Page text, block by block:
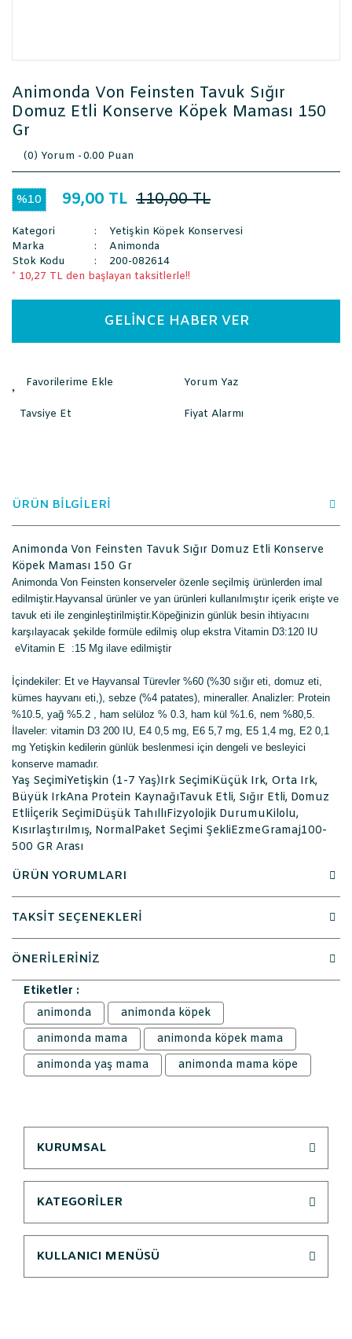
Animonda Von Feinsten Tavuk Sığır
Domuz Etli Konserve Köpek Maması 150
Gr
(0) Yorum -0.00 Puan
%10 99,00 TL 110,00 TL
Kategori
Yetişkin Köpek Konservesi
Marka
Animonda
Stok Kodu
200-082614
* 10,27 TL den başlayan taksitlerle!!
GELİNCE HABER VER
Yorum Yaz
Tavsiye Et Fiyat Alarmı
ÜRÜN BİLGİLERİ
Animonda Von Feinsten Tavuk Sığır Domuz Etli Konserve
Köpek Maması 150 Gr
Animonda Von Feinsten konserveler özenle seçilmiş ürünlerden imal
edilmiştir.Hayvansal ürünler ve yan ürünleri kullanılmıştır içerik erişte ve
tavuk eti ile zenginleştirilmiştir.Köpeğinizin günlük besin ihtiyacını
karşılayacak şekilde formüle edilmiş olup ekstra Vitamin D3:120 IU
eVitamin E :15 Mg ilave edilmiştir
İçindekiler: Et ve Hayvansal Türevler %60 (%30 sığır eti, domuz eti,
kümes hayvanı eti,), sebze (%4 patates), mineraller. Analizler: Protein
%10.5, yağ %5.2 , ham selüloz % 0.3, ham kül %1.6, nem %80,5.
İlaveler: vitamin D3 200 IU, E4 0,5 mg, E6 5,7 mg, E5 1,4 mg, E2 0,1
mg Yetişkin kedilerin günlük beslenmesi için dengeli ve besleyici
konserve mamadır.
Yaş SeçimiYetişkin (1-7 Yaş)Irk SeçimiKüçük Irk, Orta Irk,
Büyük IrkAna Protein KaynağıTavuk Etli, Sığır Etli, Domuz
Etliİçerik SeçimiDüşük TahıllıFizyolojik DurumuKilolu,
Kısırlaştırılmış, NormalPaket Seçimi ŞekliEzmeGramaj100-
500 GR Arası
ÜRÜN YORUMLARI
TAKSİT SEÇENEKLERİ
ÖNERİLERİNİZ
Etiketler :
animonda
animonda köpek
animonda mama
animonda köpek mama
animonda yaş mama
animonda mama köpe
KURUMSAL
KATEGORİLER
KULLANICI MENÜSÜ